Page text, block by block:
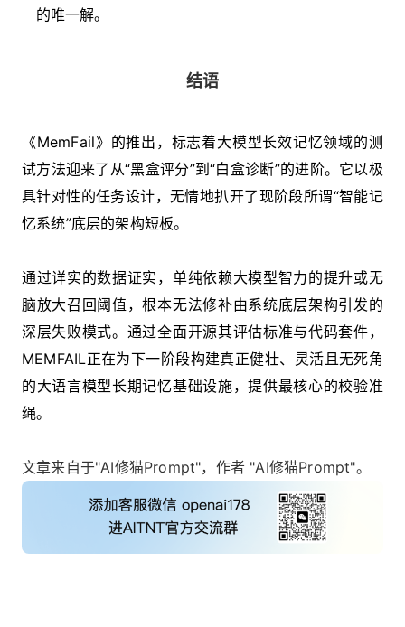
的唯一解。
结语
《MemFail》的推出，标志着大模型长效记忆领域的测
试方法迎来了从“黑盒评分”到“白盒诊断”的进阶。它以极
具针对性的任务设计，无情地扒开了现阶段所谓“智能记
忆系统”底层的架构短板。
通过详实的数据证实，单纯依赖大模型智力的提升或无
脑放大召回阈值，根本无法修补由系统底层架构引发的
深层失败模式。通过全面开源其评估标准与代码套件，
MEMFAIL正在为下一阶段构建真正健壮、灵活且无死角
的大语言模型长期记忆基础设施，提供最核心的校验准
绳。
文章来自于"AI修猫Prompt"，作者 "AI修猫Prompt"。